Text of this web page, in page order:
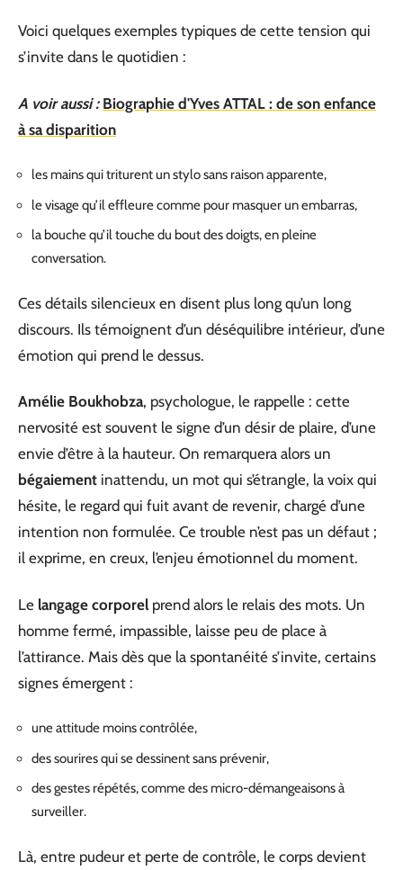
Voici quelques exemples typiques de cette tension qui
s’invite dans le quotidien :
A voir aussi : Biographie d'Yves ATTAL : de son enfance
à sa disparition
les mains qui triturent un stylo sans raison apparente,
le visage qu’il effleure comme pour masquer un embarras,
la bouche qu’il touche du bout des doigts, en pleine
conversation.
Ces détails silencieux en disent plus long qu’un long
discours. Ils témoignent d’un déséquilibre intérieur, d’une
émotion qui prend le dessus.
Amélie Boukhobza, psychologue, le rappelle : cette
nervosité est souvent le signe d’un désir de plaire, d’une
envie d’être à la hauteur. On remarquera alors un
bégaiement inattendu, un mot qui s’étrangle, la voix qui
hésite, le regard qui fuit avant de revenir, chargé d’une
intention non formulée. Ce trouble n’est pas un défaut ;
il exprime, en creux, l’enjeu émotionnel du moment.
Le langage corporel prend alors le relais des mots. Un
homme fermé, impassible, laisse peu de place à
l’attirance. Mais dès que la spontanéité s’invite, certains
signes émergent :
une attitude moins contrôlée,
des sourires qui se dessinent sans prévenir,
des gestes répétés, comme des micro-démangeaisons à
surveiller.
Là, entre pudeur et perte de contrôle, le corps devient